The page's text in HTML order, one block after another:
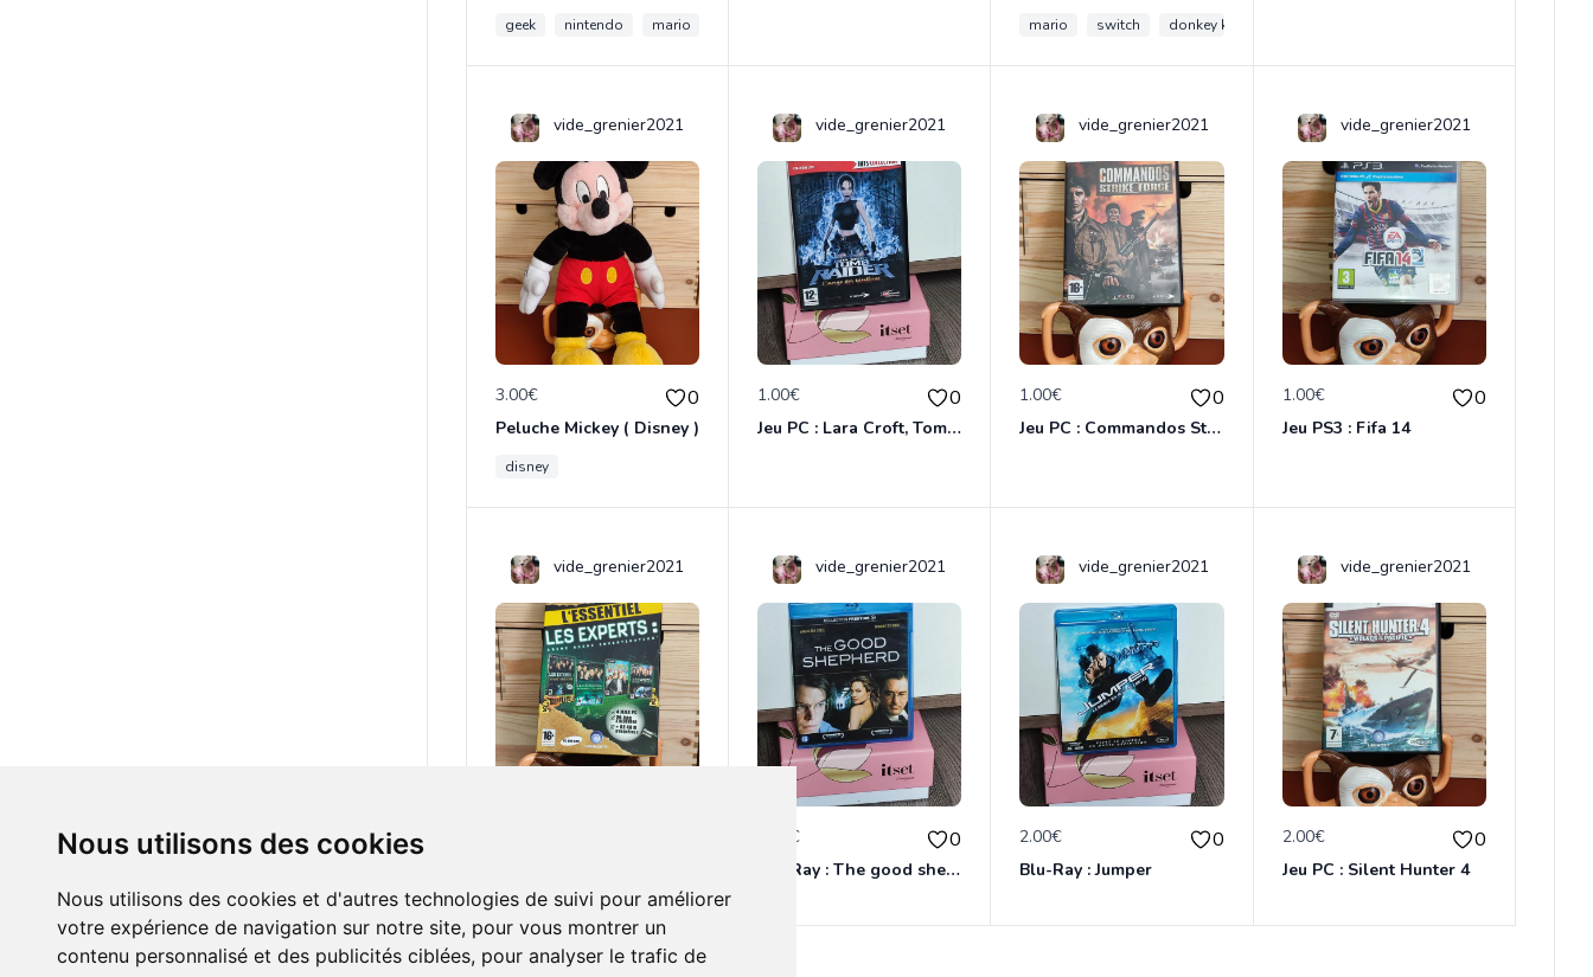
Nous utilisons des cookies
Nous utilisons des cookies et d'autres technologies de suivi pour améliorer
votre expérience de navigation sur notre site, pour vous montrer un
contenu personnalisé et des publicités ciblées, pour analyser le trafic de
geek nintendo mario mario switch donkey kong
vide_grenier2021
3.00€ 0
Peluche Mickey ( Disney )
disney
vide_grenier2021
1.00€ 0
Jeu PC : Lara Croft, Tomb Raider - L'ange des ténèbres
vide_grenier2021
1.00€ 0
Jeu PC : Commandos Strike Force
vide_grenier2021
1.00€ 0
Jeu PS3 : Fifa 14
vide_grenier2021 vide_grenier2021
2.00€ 0
Blu-Ray : The good shepherd
vide_grenier2021
2.00€ 0
Blu-Ray : Jumper
vide_grenier2021
2.00€ 0
Jeu PC : Silent Hunter 4